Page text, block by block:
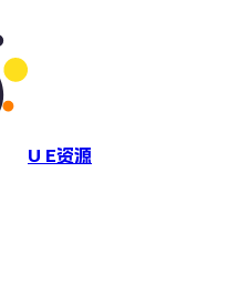
U E资源